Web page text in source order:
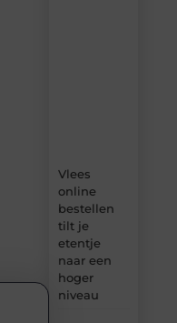
Vlees
online
bestellen
tilt je
etentje
naar een
hoger
niveau